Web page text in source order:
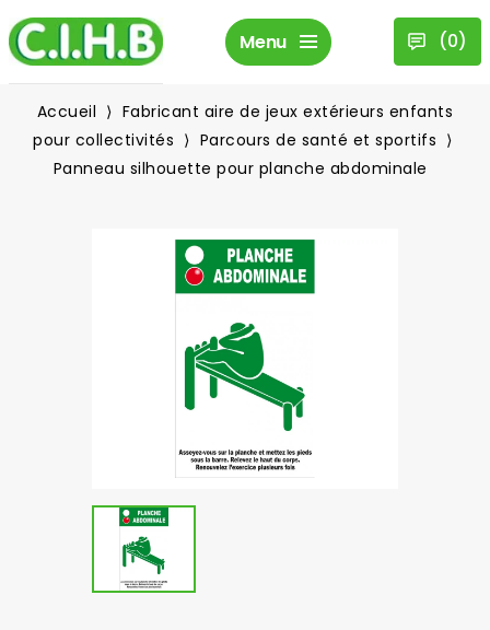
Menu (0)
Accueil
Fabricant aire de jeux extérieurs enfants
pour collectivités
Parcours de santé et sportifs
Panneau silhouette pour planche abdominale